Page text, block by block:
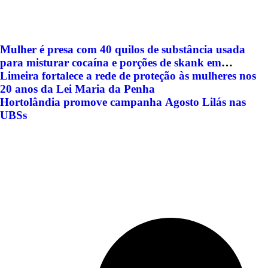
Mulher é presa com 40 quilos de substância usada
para misturar cocaína e porções de skank em
Piracicaba
Limeira fortalece a rede de proteção às mulheres nos
20 anos da Lei Maria da Penha
Hortolândia promove campanha Agosto Lilás nas
UBSs